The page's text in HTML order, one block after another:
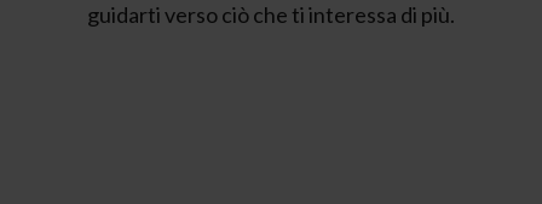
guidarti verso ciò che ti interessa di più.